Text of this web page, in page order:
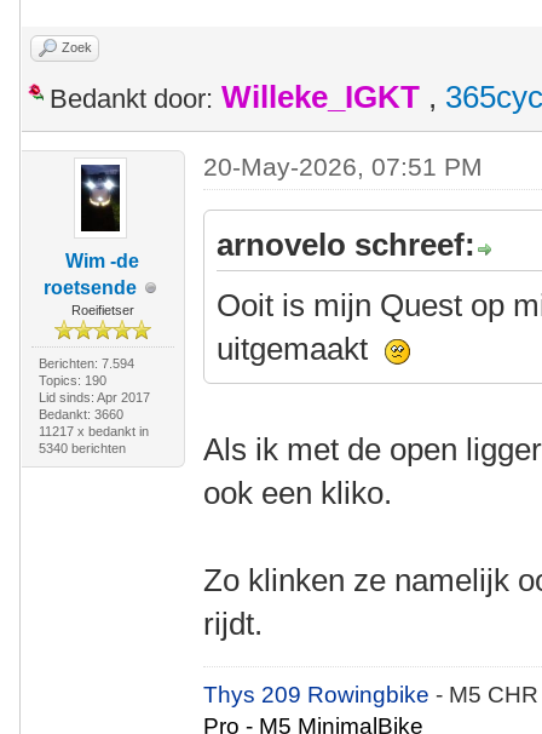
Zoek
Bedankt door: Willeke_IGKT ,
Wim -de
roetsende
Roeifietser
Berichten: 7.594
Topics: 190
Lid sinds: Apr 2017
Bedankt: 3660
11217 x bedankt in
5340 berichten
20-May-2026, 07:51 PM
arnovelo schreef:
Ooit is mijn Quest op
uitgemaakt
Als ik met de open
ook een kliko.
Zo klinken ze namelijk
rijdt.
Thys 209 Rowingbike- M5
Pro - M5 MinimalBike